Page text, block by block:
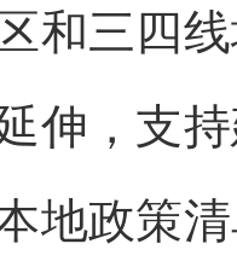
和三四
伸，支
地政策